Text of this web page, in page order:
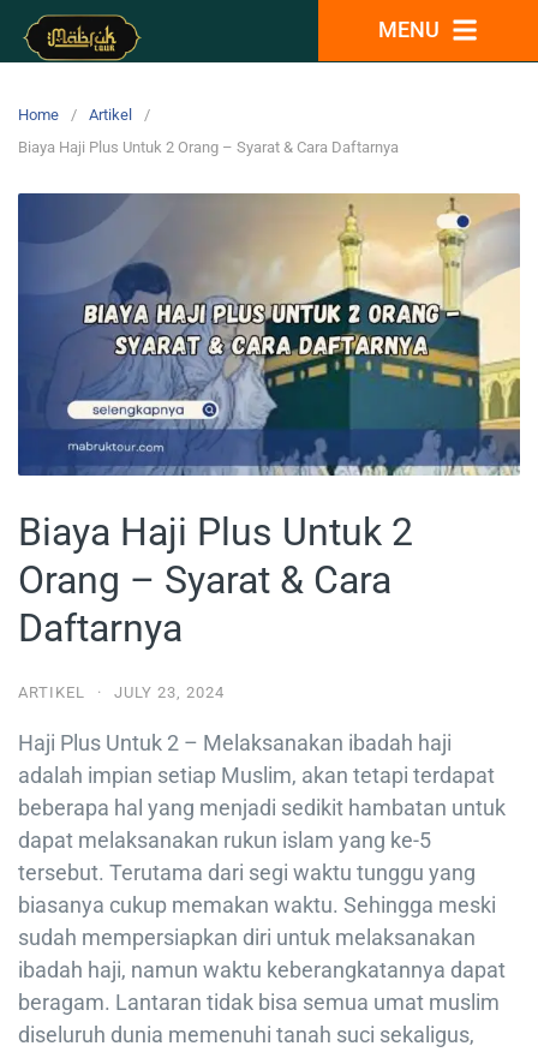
MENU
Home
Artikel
Biaya Haji Plus Untuk 2 Orang – Syarat & Cara Daftarnya
Biaya Haji Plus Untuk 2
Orang – Syarat & Cara
Daftarnya
ARTIKEL · JULY 23, 2024
Haji Plus Untuk 2 – Melaksanakan ibadah haji
adalah impian setiap Muslim, akan tetapi terdapat
beberapa hal yang menjadi sedikit hambatan untuk
dapat melaksanakan rukun islam yang ke-5
tersebut. Terutama dari segi waktu tunggu yang
biasanya cukup memakan waktu. Sehingga meski
sudah mempersiapkan diri untuk melaksanakan
ibadah haji, namun waktu keberangkatannya dapat
beragam. Lantaran tidak bisa semua umat muslim
diseluruh dunia memenuhi tanah suci sekaligus,